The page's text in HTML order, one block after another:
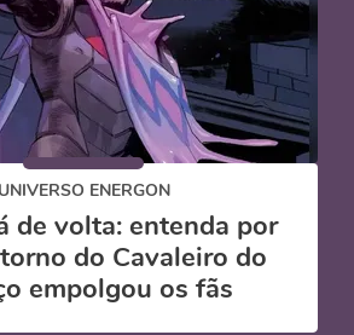
UNIVERSO ENERGON
de volta: entenda por
do Cavaleiro do
empolgou os fãs